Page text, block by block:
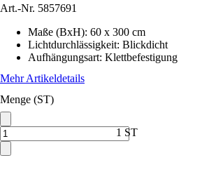
Art.-Nr. 5857691
Maße (BxH): 60 x 300 cm
Lichtdurchlässigkeit: Blickdicht
Aufhängungsart: Klettbefestigung
Mehr Artikeldetails
Menge (ST)
1 ST